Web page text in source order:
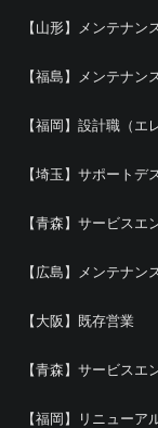
【山形】メンテナン
【福島】メンテナン
【福岡】設計職（エ
【埼玉】サポート
【青森】サービスエ
【広島】メンテナ
【大阪】既存営業
【青森】サービスエ
【福岡】リニュー